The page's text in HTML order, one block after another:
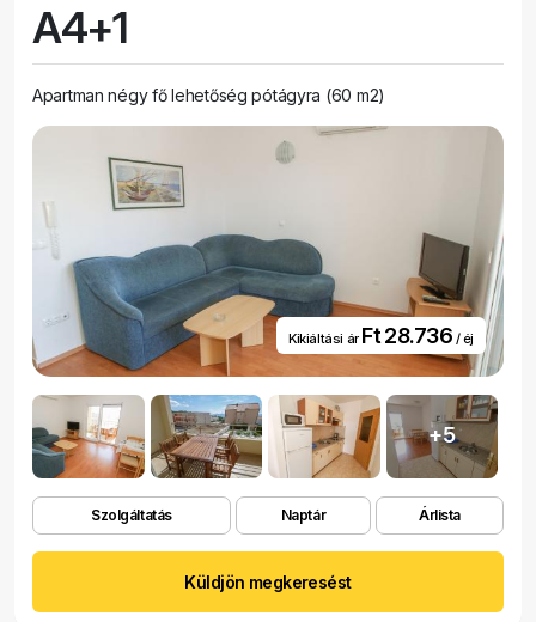
A4+1
Apartman négy fő lehetőség pótágyra (60 m2)
Kikiáltási ár Ft 28.736 / éj
+5
Szolgáltatás Naptár Árlista
Küldjön megkeresést